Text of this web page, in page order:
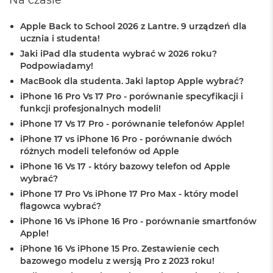
B
o
k
i
r
B
ę
k
i
n
y
M
a
B
o
k
i
Apple Back to School 2026 z Lantre. 9 urządzeń dla
ucznia i studenta!
Jaki iPad dla studenta wybrać w 2026 roku?
Podpowiadamy!
MacBook dla studenta. Jaki laptop Apple wybrać?
iPhone 16 Pro Vs 17 Pro - porównanie specyfikacji i
funkcji profesjonalnych modeli!
iPhone 17 Vs 17 Pro - porównanie telefonów Apple!
iPhone 17 vs iPhone 16 Pro - porównanie dwóch
różnych modeli telefonów od Apple
iPhone 16 Vs 17 - który bazowy telefon od Apple
wybrać?
iPhone 17 Pro Vs iPhone 17 Pro Max - który model
flagowca wybrać?
iPhone 16 Vs iPhone 16 Pro - porównanie smartfonów
Apple!
iPhone 16 Vs iPhone 15 Pro. Zestawienie cech
bazowego modelu z wersją Pro z 2023 roku!